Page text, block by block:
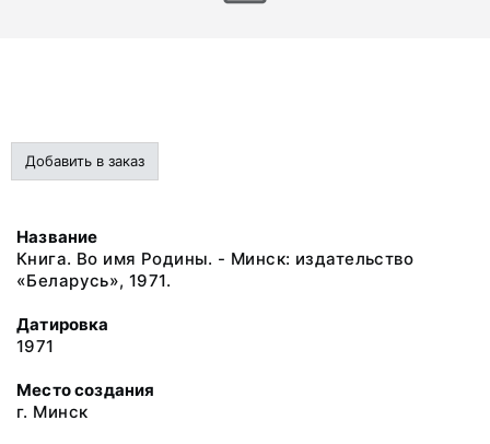
Добавить в заказ
Название
Книга. Во имя Родины. - Минск: издательство
«Беларусь», 1971.
Датировка
1971
Место создания
г. Минск